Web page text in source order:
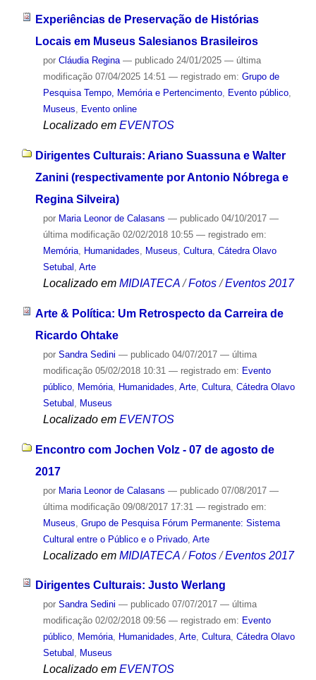
Experiências de Preservação de Histórias
Locais em Museus Salesianos Brasileiros
por Cláudia Regina — publicado24/01/2025 — última
modificação07/04/2025 14:51 — registrado em: Grupo de
Pesquisa Tempo, Memória e Pertencimento, Evento público,
Museus, Evento online
Localizado em EVENTOS
Dirigentes Culturais: Ariano Suassuna e Walter
Zanini (respectivamente por Antonio Nóbrega e
Regina Silveira)
por Maria Leonor de Calasans — publicado04/10/2017 —
última modificação02/02/2018 10:55 — registrado em:
Memória, Humanidades, Museus, Cultura, Cátedra Olavo
Setubal , Arte
Localizado em MIDIATECA /Fotos /Eventos 2017
Arte & Política: Um Retrospecto da Carreira de
Ricardo Ohtake
por Sandra Sedini — publicado04/07/2017 — última
modificação05/02/2018 10:31 — registrado em: Evento
público, Memória, Humanidades Arte, Cultura, Cátedra Olavo
Setubal
Museus
Localizado em EVENTOS
Encontro com Jochen Volz - 07 de agosto de
2017
por Maria Leonor de Calasans — publicado07/08/2017 —
última modificação09/08/2017 17:31 — registrado em:
Museus Grupo de Pesquisa Fórum Permanente: Sistema
Cultural entre o Público e o Privado, Arte
Localizado em MIDIATECA /Fotos /Eventos 2017
Dirigentes Culturais: Justo Werlang
por Sandra Sedini — publicado07/07/2017 — última
modificação02/02/2018 09:56 — registrado em: Evento
público, Memória, Humanidades, Arte, Cultura, Cátedra Olavo
Setubal , Museus
Localizado em EVENTOS